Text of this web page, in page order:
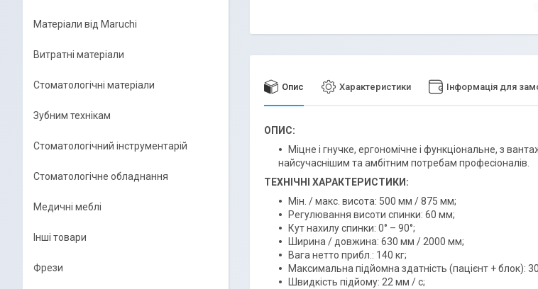
Опис Характеристики Інформація для
ОПИС:
Міцне і гнучке, ергономічне і функціональне, з
найсучаснішим та амбітним потребам професіоналів.
ТЕХНІЧНІ ХАРАКТЕРИСТИКИ:
Мін. / макс. висота: 500 мм / 875 мм;
Регулювання висоти спинки: 60 мм;
Кут нахилу спинки: 0° – 90°;
Ширина / довжина: 630 мм / 2000 мм;
Вага нетто прибл.: 140 кг;
Максимальна підйомна здатність (пацієнт + блок):
Швидкість підйому: 22 мм / с;
Матеріали від Maruchi
Витратні матеріали
Стоматологічні матеріали
Зубним технікам
Стоматологічний інструментарій
Стоматологічне обладнання
Медичні меблі
Інші товари
Фрези